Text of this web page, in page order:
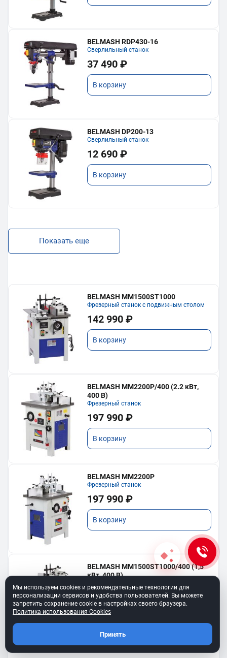
BELMASH RDP430-16
Сверлильный станок
37 490 ₽
В корзину
BELMASH DP200-13
Сверлильный станок
12 690 ₽
В корзину
Показать еще
BELMASH MM1500ST1000
Фрезерный станок с подвижным столом
142 990 ₽
В корзину
BELMASH MM2200P/400 (2.2 кВт,
400 В)
Фрезерный станок
197 990 ₽
В корзину
BELMASH MM2200P
Фрезерный станок
197 990 ₽
В корзину
BELMASH MM1500ST1000/400 (1,5
кВт, 400 В)
142 990 ₽
Мы используем cookies и рекомендательные технологии для
персонализации сервисов и удобства пользователей. Вы можете
запретить сохранение cookie в настройках своего браузера.
Политика использования Cookies
Принять